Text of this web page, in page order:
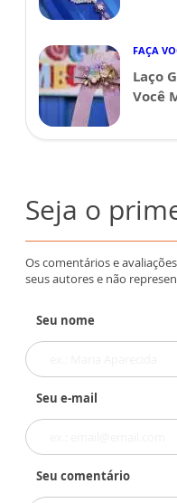
FAÇA
Laço
Você
Seja o
Os comentários e
seus autores e não
Seu nome
Seu e-mail
Seu comentário